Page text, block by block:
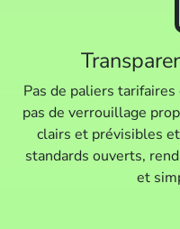
Pas de paliers tarifaires
pas de verrouillage
clairs et prévisibles
standards ouverts,
et